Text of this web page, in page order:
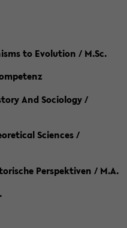
to Evolution / M.Sc.
And Sociology /
Sciences /
Perspektiven / M.A.